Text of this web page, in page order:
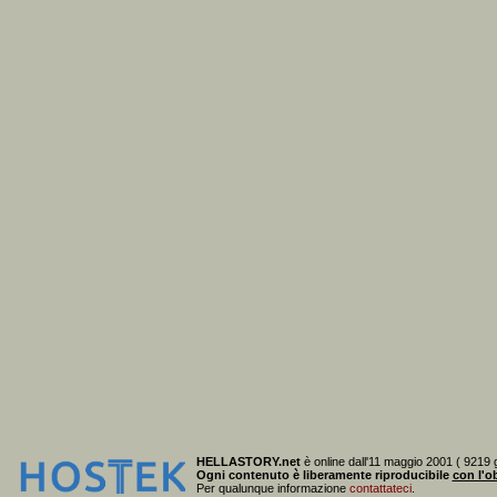
HELLASTORY.netè online dall'11 maggio 2001 ( 9219
Ogni contenuto è liberamente riproducibile con
Per qualunque informazione contattateci.